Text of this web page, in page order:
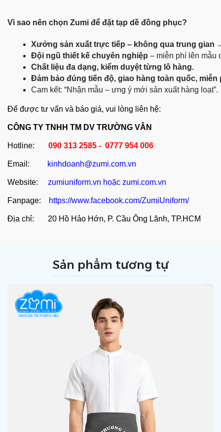
Vì sao nên chọn Zumi để đặt tạp dề đồng phục?
Xưởng sản xuất trực tiếp – không qua trung gian
Đội ngũ thiết kế chuyên nghiệp – miễn phí lên mẫu
Chất liệu đa dạng, kiểm duyệt từng lô hàng.
Đảm bảo đúng tiến độ, giao hàng toàn quốc, miễn
Cam kết: “Nhận mẫu – ưng ý mới sản xuất hàng loạt”.
Để được tư vấn và báo giá, vui lòng liên hệ:
CÔNG TY TNHH TM DV TRƯỜNG VÂN
Hotline: 090 313 2585 - 0777 954 006
Email: kinhdoanh@zumi.com.vn
Website: zumiuniform.vn hoặc zumi.com.vn
Fanpage: https://www.facebook.com/ZumiUniform/
Địa chỉ: 20 Hồ Hảo Hớn, P. Cầu Ông Lãnh, TP.HCM
Sản phẩm tương tự